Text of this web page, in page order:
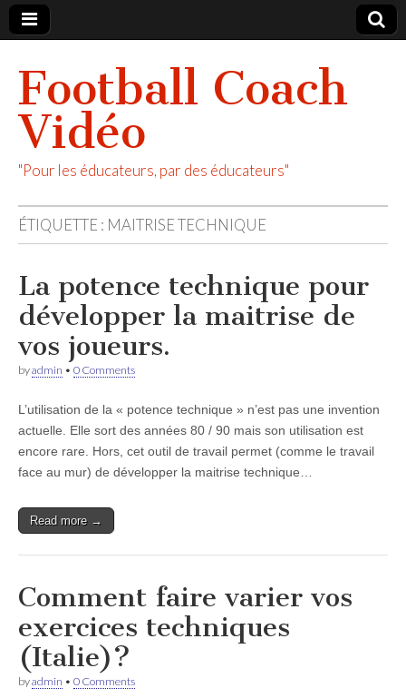
Football Coach
Vidéo
"Pour les éducateurs, par des éducateurs"
ÉTIQUETTE : MAITRISE TECHNIQUE
La potence technique pour
développer la maitrise de
vos joueurs.
byadmin • 0 Comments
L’utilisation de la « potence technique » n’est pas une invention
actuelle. Elle sort des années 80 / 90 mais son utilisation est
encore rare. Hors, cet outil de travail permet (comme le travail
face au mur) de développer la maitrise technique…
Read more →
Comment faire varier vos
exercices techniques
(Italie)?
byadmin • 0 Comments